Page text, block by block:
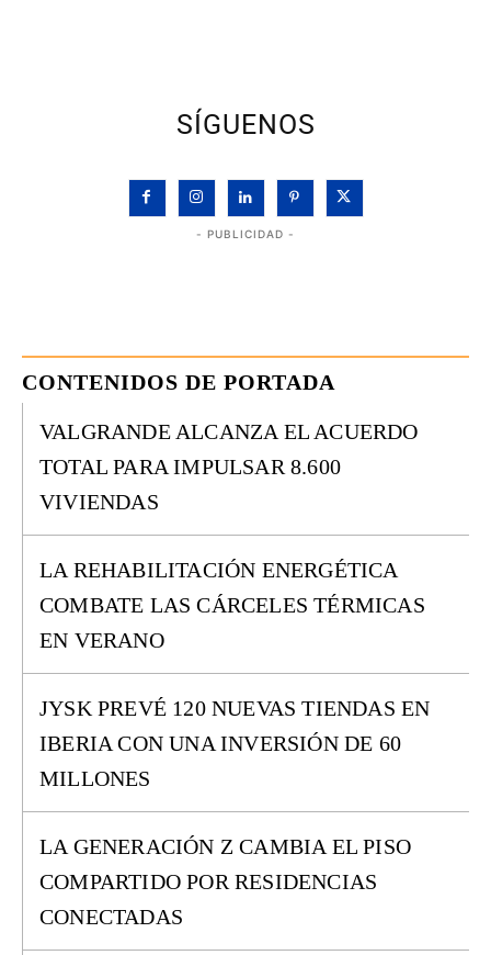
SÍGUENOS
- PUBLICIDAD -
CONTENIDOS DE PORTADA
VALGRANDE ALCANZA EL ACUERDO
TOTAL PARA IMPULSAR 8.600
VIVIENDAS
LA REHABILITACIÓN ENERGÉTICA
COMBATE LAS CÁRCELES TÉRMICAS
EN VERANO
JYSK PREVÉ 120 NUEVAS TIENDAS EN
IBERIA CON UNA INVERSIÓN DE 60
MILLONES
LA GENERACIÓN Z CAMBIA EL PISO
COMPARTIDO POR RESIDENCIAS
CONECTADAS